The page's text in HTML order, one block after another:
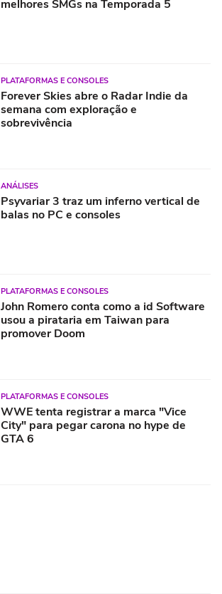
melhores SMGs na Temporada 5
PLATAFORMAS E CONSOLES
Forever Skies abre o Radar Indie da
semana com exploração e
sobrevivência
ANÁLISES
Psyvariar 3 traz um inferno vertical de
balas no PC e consoles
PLATAFORMAS E CONSOLES
John Romero conta como a id Software
usou a pirataria em Taiwan para
promover Doom
PLATAFORMAS E CONSOLES
WWE tenta registrar a marca "Vice
City" para pegar carona no hype de
GTA 6